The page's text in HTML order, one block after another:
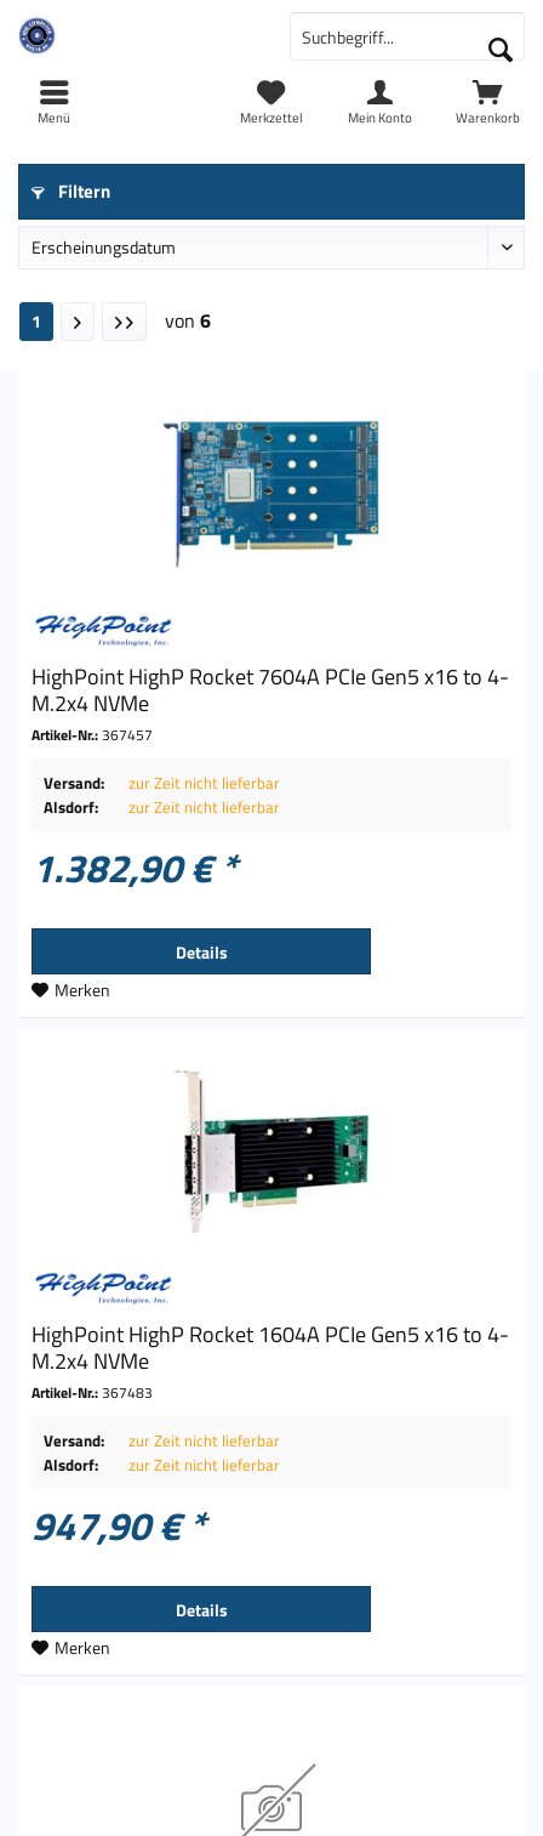
Warenkorb
Merkzettel Mein Konto
Menü
Filtern
1 von 6
HighPoint HighP Rocket 7604A PCIe Gen5 x16 to 4-
M.2x4 NVMe
Artikel-Nr.:367457
Versand:
zur Zeit nicht lieferbar
Alsdorf:
zur Zeit nicht lieferbar
1.382,90 € *
Details
Merken
HighPoint HighP Rocket 1604A PCIe Gen5 x16 to 4-
M.2x4 NVMe
Artikel-Nr.:367483
Versand:
zur Zeit nicht lieferbar
Alsdorf:
zur Zeit nicht lieferbar
947,90 € *
Details
Merken